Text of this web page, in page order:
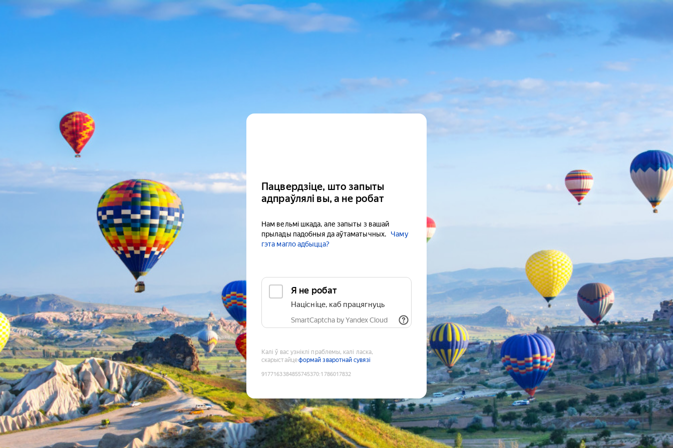
Пацвердзіце, што запыты
адпраўлялі вы, а не робат
Нам вельмі шкада, але запыты з вашай
прылады падобныя да аўтаматычных.
Чаму
гэта магло адбыцца?
Я не робат
Націсніце, каб працягнуць
SmartCaptcha by Yandex Cloud
Калі ў вас узніклі праблемы, калі ласка,
скарыстайцеформай зваротнай сувязі
9177163384855745370:1786017832